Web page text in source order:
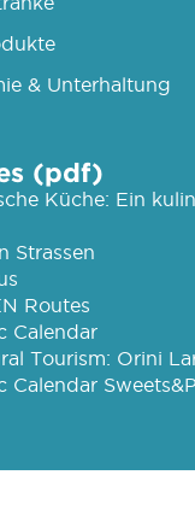
& Unterhaltung
(pdf)
Küche: Ein
Strassen
Routes
Calendar
Tourism: Orini
Calendar